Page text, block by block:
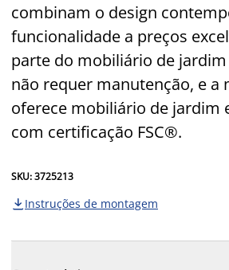
combinam o design
funcionalidade a preços
parte do mobiliário de jardim
não requer manutenção, e a
oferece mobiliário de jardim
com certificação FSC®.
SKU: 3725213
 Instruções de montagem